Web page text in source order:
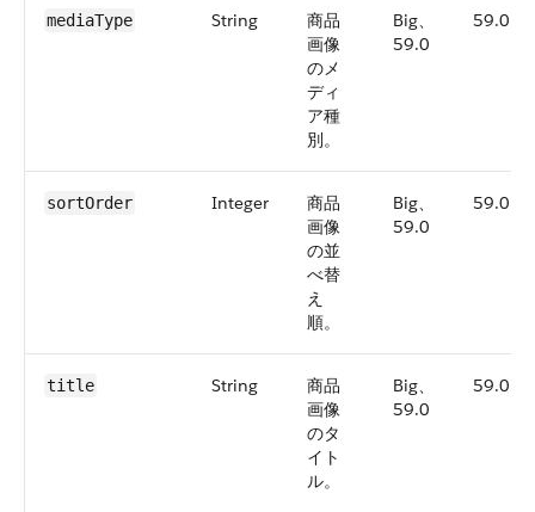
mediaType String
商品
画像
のメ
ディ
ア種
別。
Big、
59.0
59.0
sortOrder Integer
商品
画像
の並
べ替
え
順。
Big、
59.0
59.0
title String
商品
画像
のタ
イト
ル。
Big、
59.0
59.0